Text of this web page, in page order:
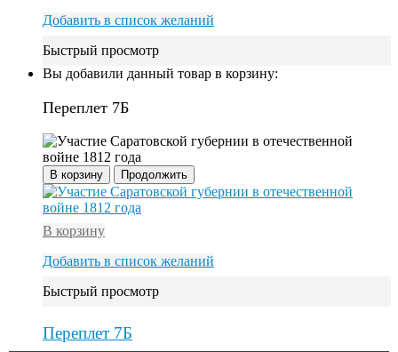
Добавить в список желаний
Быстрый просмотр
Вы добавили данный товар в корзину:
Переплет 7Б
В корзину Продолжить
В корзину
Добавить в список желаний
Быстрый просмотр
Переплет 7Б